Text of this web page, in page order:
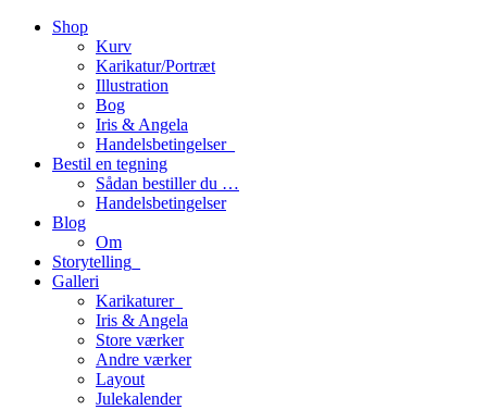
Shop
Kurv
Karikatur/Portræt
Illustration
Bog
Iris & Angela
Handelsbetingelser_
Bestil en tegning
Sådan bestiller du …
Handelsbetingelser
Blog
Om
Storytelling_
Galleri
Karikaturer_
Iris & Angela
Store værker
Andre værker
Layout
Julekalender